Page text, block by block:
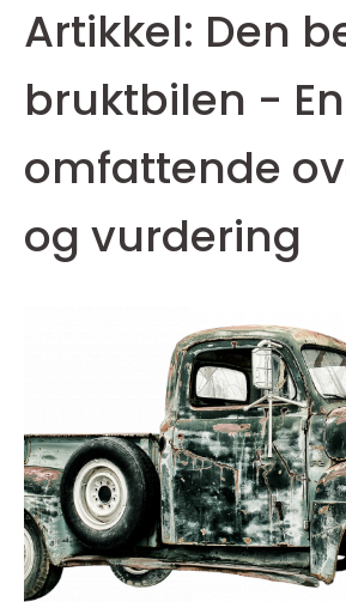
Artikkel: Den
bruktbilen - En
omfattende
og vurdering